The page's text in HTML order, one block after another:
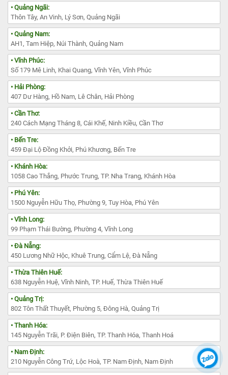
• Quảng Ngãi:
Thôn Tây, An Vinh, Lý Sơn, Quảng Ngãi
• Quảng Nam:
AH1, Tam Hiệp, Núi Thành, Quảng Nam
• Vĩnh Phúc:
Số 179 Mê Linh, Khai Quang, Vĩnh Yên, Vĩnh Phúc
• Hải Phòng:
407 Dư Hàng, Hồ Nam, Lê Chân, Hải Phòng
• Cần Thơ:
240 Cách Mạng Tháng 8, Cái Khế, Ninh Kiều, Cần Thơ
• Bến Tre:
459 Đại Lộ Đồng Khởi, Phú Khương, Bến Tre
• Khánh Hòa:
1058 Cao Thắng, Phước Trung, TP. Nha Trang, Khánh Hòa
• Phú Yên:
1500 Nguyễn Hữu Thọ, Phường 9, Tuy Hòa, Phú Yên
• Vĩnh Long:
99 Phạm Thái Bường, Phường 4, Vĩnh Long
• Đà Nẵng:
450 Lương Nhữ Hộc, Khuê Trung, Cẩm Lệ, Đà Nẵng
• Thừa Thiên Huế:
638 Nguyễn Huệ, Vĩnh Ninh, TP. Huế, Thừa Thiên Huế
• Quảng Trị:
802 Tôn Thất Thuyết, Phường 5, Đông Hà, Quảng Trị
• Thanh Hóa:
145 Nguyễn Trãi, P. Điện Biên, TP. Thanh Hóa, Thanh Hoá
• Nam Định:
210 Nguyễn Công Trứ, Lộc Hoà, TP. Nam Định, Nam Định